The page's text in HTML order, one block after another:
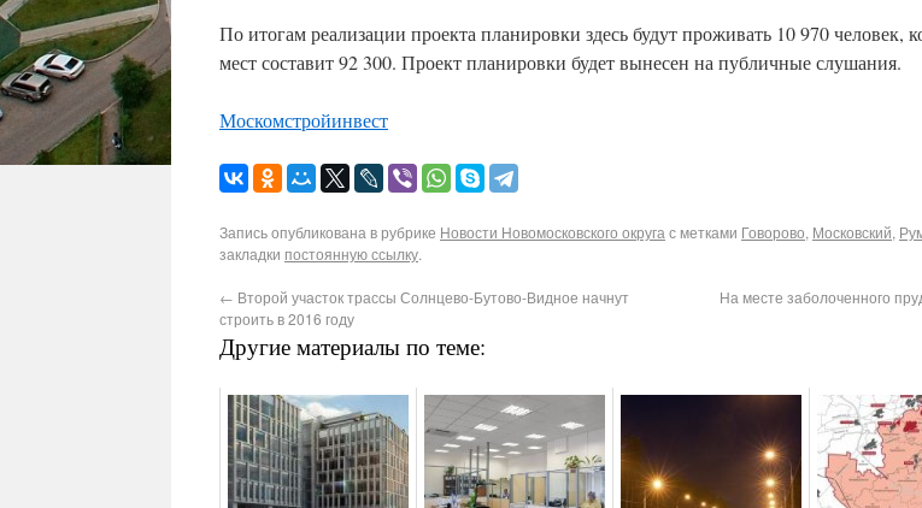
По итогам реализации проекта планировки здесь будут проживать 10 970 человек,
мест составит 92 300. Проект планировки будет вынесен на публичные слушания.
Москомстройинвест
Запись опубликована в рубрике Новости Новомосковского округа с метками Говорово, Московский,
закладки постоянную ссылку.
← Второй участок трассы Солнцево-Бутово-Видное начнут
строить в 2016 году
На месте заболоченного
Другие материалы по теме: